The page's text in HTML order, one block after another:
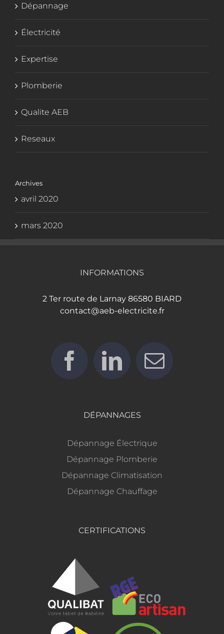
Dépannage
Électricité
Expertise
Plomberie
Qualite AEB
Reseaux
Archives
avril 2020
mars 2020
INFORMATIONS
2 Ter route de Larnay 86580 BIARD
contact@aeb-electricite.fr
DÉPANNAGES
Dépannage Électrique
Dépannage Plomberie
Dépannage Climatisation
Dépannage Chauffage
CERTIFICATIONS